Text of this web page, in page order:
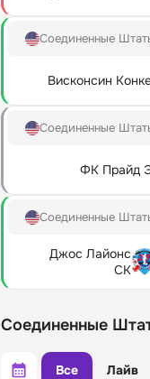
Соединенные
Висконсин
Соединенные
ФК Прайд
Соединенные
Джос Лайонс
СК
Соединенные
Все Лайв